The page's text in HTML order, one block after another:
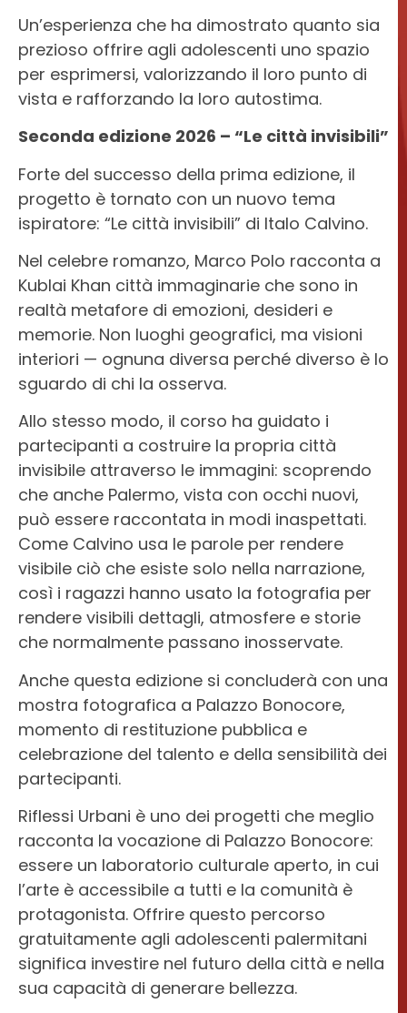
Un’esperienza che ha dimostrato quanto sia
prezioso offrire agli adolescenti uno spazio
per esprimersi, valorizzando il loro punto di
vista e rafforzando la loro autostima.
Seconda edizione 2026 – “Le città invisibili”
Forte del successo della prima edizione, il
progetto è tornato con un nuovo tema
ispiratore: “Le città invisibili” di Italo Calvino.
Nel celebre romanzo, Marco Polo racconta a
Kublai Khan città immaginarie che sono in
realtà metafore di emozioni, desideri e
memorie. Non luoghi geografici, ma visioni
interiori — ognuna diversa perché diverso è lo
sguardo di chi la osserva.
Allo stesso modo, il corso ha guidato i
partecipanti a costruire la propria città
invisibile attraverso le immagini: scoprendo
che anche Palermo, vista con occhi nuovi,
può essere raccontata in modi inaspettati.
Come Calvino usa le parole per rendere
visibile ciò che esiste solo nella narrazione,
così i ragazzi hanno usato la fotografia per
rendere visibili dettagli, atmosfere e storie
che normalmente passano inosservate.
Anche questa edizione si concluderà con una
mostra fotografica a Palazzo Bonocore,
momento di restituzione pubblica e
celebrazione del talento e della sensibilità dei
partecipanti.
Riflessi Urbani è uno dei progetti che meglio
racconta la vocazione di Palazzo Bonocore:
essere un laboratorio culturale aperto, in cui
l’arte è accessibile a tutti e la comunità è
protagonista. Offrire questo percorso
gratuitamente agli adolescenti palermitani
significa investire nel futuro della città e nella
sua capacità di generare bellezza.